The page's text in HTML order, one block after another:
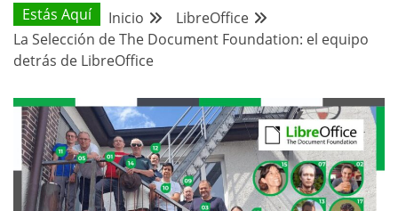
HISPANA
Estás Aquí Inicio
LibreOffice
La Selección de The Document Foundation: el equipo
detrás de LibreOffice